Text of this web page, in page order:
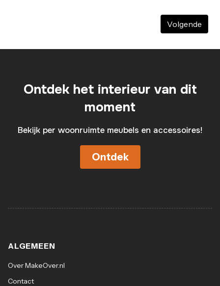
Volgende
Ontdek het interieur van dit
moment
Bekijk per woonruimte meubels en accessoires!
Ontdek
ALGEMEEN
Over MakeOver.nl
Contact